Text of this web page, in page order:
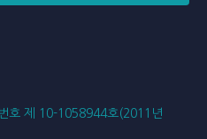
호 제 10-1058944호(2011년